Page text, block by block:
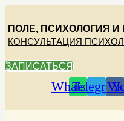
содержимому
ПОЛЕ, ПСИХОЛОГИЯ И
КОНСУЛЬТАЦИЯ
ЗАПИСАТЬСЯ
Whatsapp
Telegram
Vk